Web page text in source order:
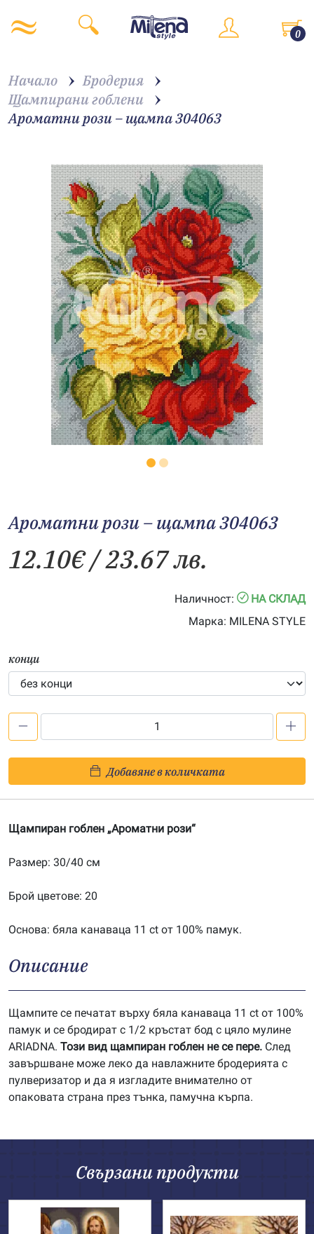
0
Начало
Бродерия
Щампирани гоблени
Ароматни рози – щампа 304063
Ароматни рози – щампа 304063
12.10€/ 23.67 лв.
Наличност:
НА СКЛАД
Марка: MILENA STYLE
конци
рози
–
304063
Добавяне в количката
Щампиран гоблен „Ароматни рози“
Размер: 30/40 см
Брой цветове: 20
Основа: бяла канаваца 11 ct от 100% памук.
Описание
Щампите се печатат върху бяла канаваца 11 ct от 100%
памук и се бродират с 1/2 кръстат бод с цяло мулине
ARIADNA. Този вид щампиран гоблен не се пере. След
завършване може леко да навлажните бродерията с
пулверизатор и да я изгладите внимателно от
опаковата страна през тънка, памучна кърпа.
Свързани продукти